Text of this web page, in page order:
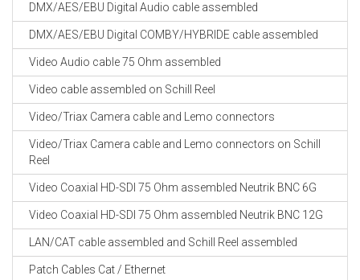
DMX/AES/EBU Digital Audio cable assembled
DMX/AES/EBU Digital COMBY/HYBRIDE cable assembled
Video Audio cable 75 Ohm assembled
Video cable assembled on Schill Reel
Video/Triax Camera cable and Lemo connectors
Video/Triax Camera cable and Lemo connectors on Schill
Reel
Video Coaxial HD-SDI 75 Ohm assembled Neutrik BNC 6G
Video Coaxial HD-SDI 75 Ohm assembled Neutrik BNC 12G
LAN/CAT cable assembled and Schill Reel assembled
Patch Cables Cat / Ethernet